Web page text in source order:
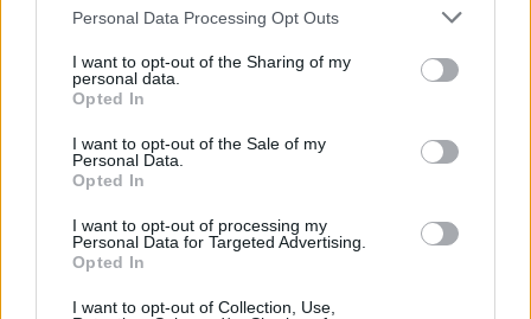
Personal Data Processing Opt Outs
I want to opt-out of the Sharing of my
personal data.
Opted In
I want to opt-out of the Sale of my
Personal Data.
Opted In
I want to opt-out of processing my
Personal Data for Targeted Advertising.
Opted In
I want to opt-out of Collection, Use,